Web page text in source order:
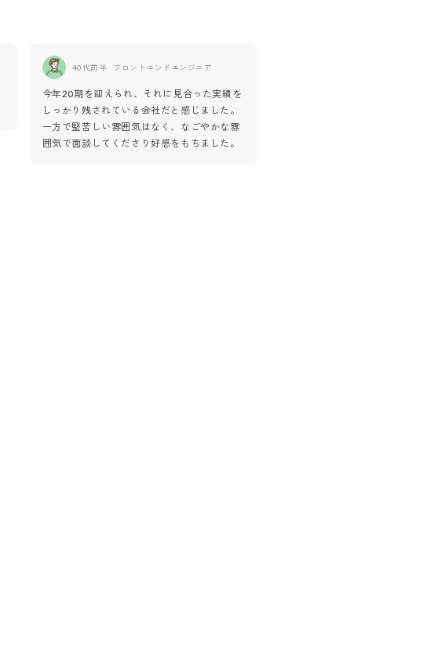
40代前半 フロントエンドエンジニア
今年20期を迎えられ、それに見合った実績を
しっかり残されている会社だと感じました。
一方で堅苦しい雰囲気はなく、なごやかな雰
囲気で面談してくださり好感をもちました。